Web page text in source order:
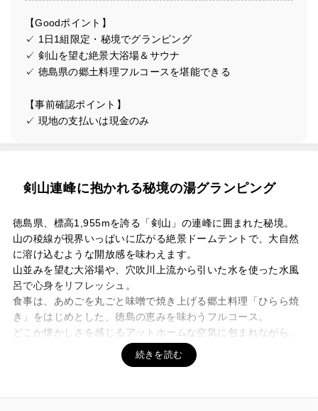
【Goodポイント】
✓ 1日1組限定・秘境でグランピング
✓ 剣山を望む絶景大浴場＆サウナ
✓ 徳島県の郷土料理フルコースを堪能できる
【事前確認ポイント】
✓ 現地の支払いは現金のみ
剣山連峰に抱かれる秘境の湯グランピング
徳島県、標高1,955mを誇る「剣山」の連峰に囲まれた秘境。
山の稜線が視界いっぱいに広がる絶景ドームテントで、大自然
に溶け込むような開放感を味わえます。
山並みを望む大浴場や、穴吹川上流から引いた水を使った水風
呂で心身をリフレッシュ。
食事は、あめごを丸ごと味噌で焼き上げる郷土料理「ひらら焼
き」をはじめとした、徳島の恵みを味わうフルコース。
どこか懐かしさを感じるアットホームな空気に包まれながら、
心も身体もゆるむ特別な滞在をお楽しみください。